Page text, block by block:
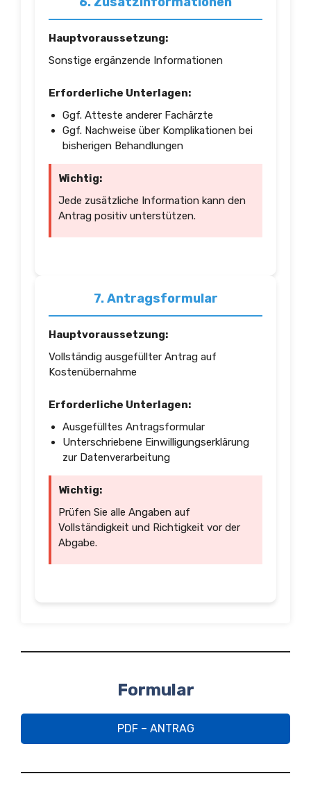
Hauptvoraussetzung:
Sonstige ergänzende Informationen
Erforderliche Unterlagen:
Ggf. Atteste anderer Fachärzte
Ggf. Nachweise über Komplikationen bei
bisherigen Behandlungen
Wichtig:
Jede zusätzliche Information kann den
Antrag positiv unterstützen.
7. Antragsformular
Hauptvoraussetzung:
Vollständig ausgefüllter Antrag auf
Kostenübernahme
Erforderliche Unterlagen:
Ausgefülltes Antragsformular
Unterschriebene Einwilligungserklärung
zur Datenverarbeitung
Wichtig:
Prüfen Sie alle Angaben auf
Vollständigkeit und Richtigkeit vor der
Abgabe.
Formular
PDF – ANTRAG